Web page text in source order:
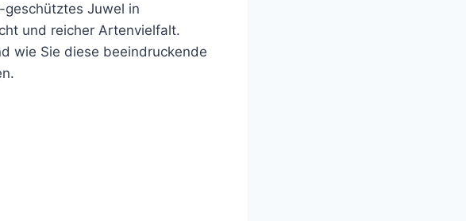
geschütztes Juwel in
und reicher Artenvielfalt.
wie Sie diese beeindruckende